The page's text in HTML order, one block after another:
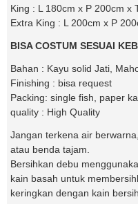
King : L 180cm x P 200cm x
Extra King : L 200cm x P
BISA COSTUM SESUAI
Bahan : Kayu solid Jati,
Finishing : bisa request
Packing: single fish, paper
quality : High Quality
Jangan terkena air
atau benda tajam.
Bersihkan debu
kain basah untuk
keringkan dengan kain